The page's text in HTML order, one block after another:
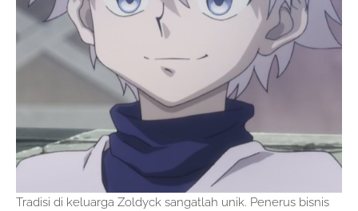
Tradisi di keluarga Zoldyck sangatlah unik. Penerus bisnis